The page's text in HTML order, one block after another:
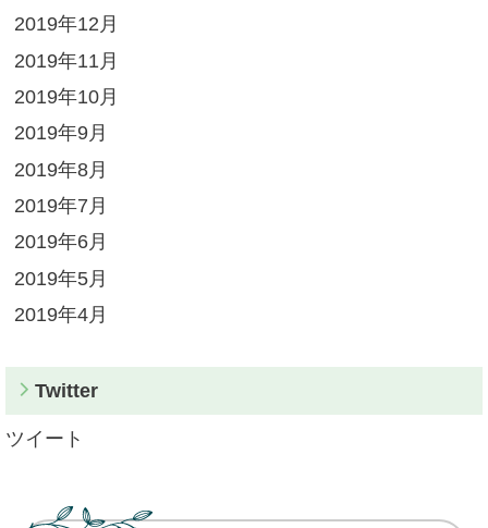
2019年12月
2019年11月
2019年10月
2019年9月
2019年8月
2019年7月
2019年6月
2019年5月
2019年4月
Twitter
ツイート